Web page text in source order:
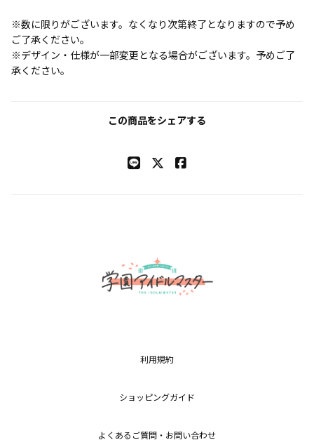
※数に限りがございます。なくなり次第終了となりますので予め
ご了承ください。
※デザイン・仕様が一部変更となる場合がございます。予めご了
承ください。
この商品をシェアする
利用規約
ショッピングガイド
よくあるご質問・お問い合わせ